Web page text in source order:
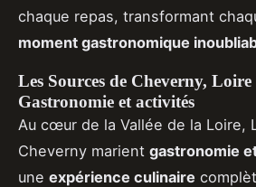
chaque repas, transformant
moment gastronomique
Les Sources de Cheverny,
Gastronomie et activités
Au cœur de la Vallée de la Loire,
Cheverny marient gastronomie
une expérience culinaire